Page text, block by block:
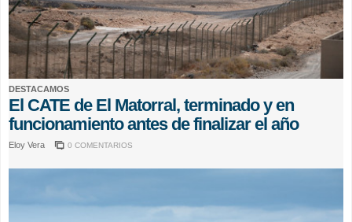
DESTACAMOS
El CATE de El Matorral, terminado y en
funcionamiento antes de finalizar el año
Eloy Vera 0 COMENTARIOS